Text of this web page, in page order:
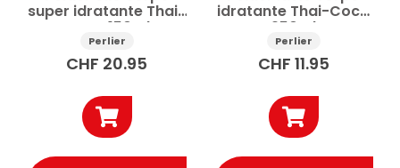
super idratante Thai-
Coco 150ml
Perlier
CHF 20.95
idratante Thai-Coco
250ml
Perlier
CHF 11.95